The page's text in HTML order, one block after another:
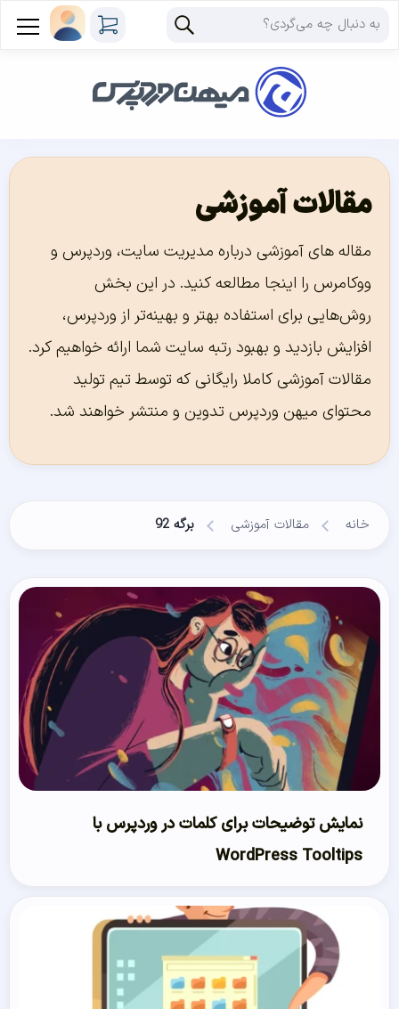
مقالات آموزشی
مقاله های آموزشی درباره مدیریت سایت، وردپرس و
ووکامرس را اینجا مطالعه کنید. در این بخش
روش‌هایی برای استفاده بهتر و بهینه‌تر از وردپرس،
افزایش بازدید و بهبود رتبه سایت شما ارائه خواهیم کرد.
مقالات آموزشی کاملا رایگانی که توسط تیم تولید
محتوای میهن وردپرس تدوین و منتشر خواهند شد.
خانه مقالات آموزشی برگه 92
نمایش توضیحات برای کلمات در وردپرس با
WordPress Tooltips